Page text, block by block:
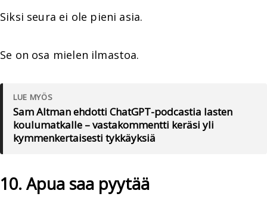
Siksi seura ei ole pieni asia.
Se on osa mielen ilmastoa.
LUE MYÖS
Sam Altman ehdotti ChatGPT-podcastia lasten
koulumatkalle – vastakommentti keräsi yli
kymmenkertaisesti tykkäyksiä
10. Apua saa pyytää